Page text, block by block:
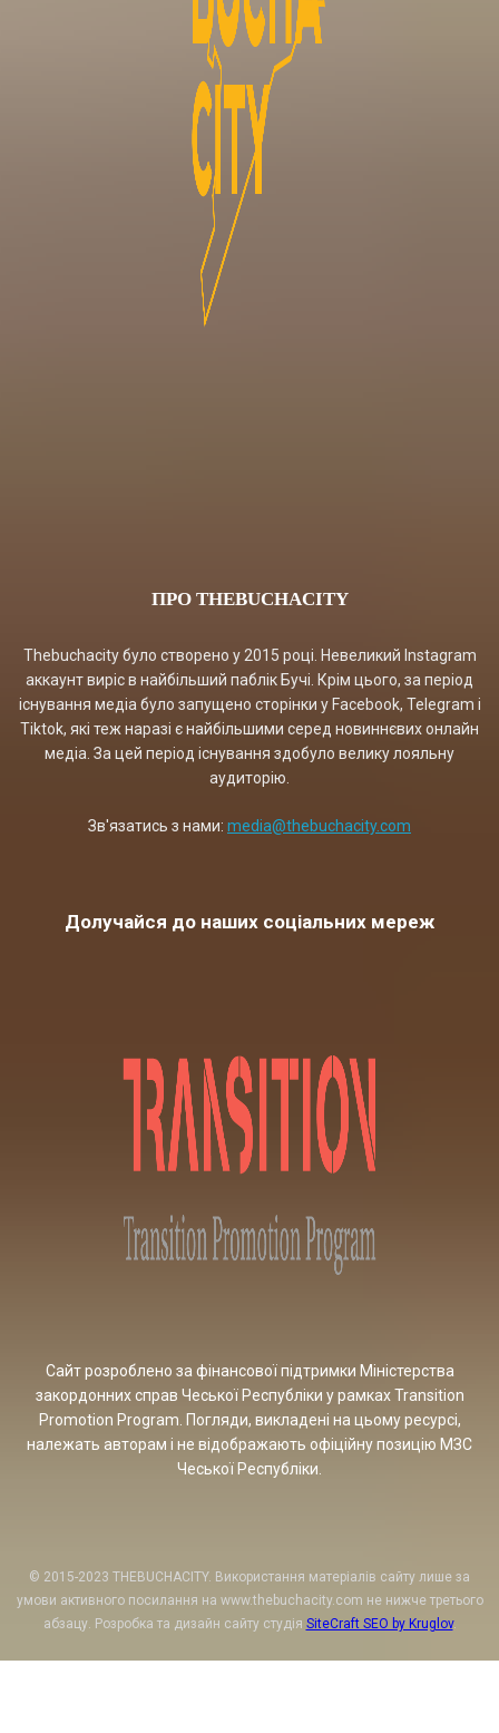
ПРО THEBUCHACITY
Thebuchacity було створено у 2015 році. Невеликий Instagram
аккаунт виріс в найбільший паблік Бучі. Крім цього, за період
існування медіа було запущено сторінки у Facebook, Telegram і
Tiktok, які теж наразі є найбільшими серед новиннєвих онлайн
медіа. За цей період існування здобуло велику лояльну
аудиторію.
Зв'язатись з нами: media@thebuchacity.com
Долучайся до наших соціальних мереж
Сайт розроблено за фінансової підтримки Міністерства
закордонних справ Чеської Республіки у рамках Transition
Promotion Program. Погляди, викладені на цьому ресурсі,
належать авторам і не відображають офіційну позицію МЗС
Чеської Республіки.
© 2015-2023 THEBUCHACITY. Використання матеріалів сайту лише за
умови активного посилання на www.thebuchacity.com не нижче третього
абзацу. Розробка та дизайн сайту студія SiteCraft SEO by Kruglov.